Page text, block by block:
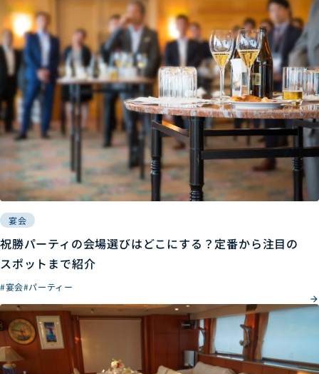
宴会
祝勝パーティの会場選びはどこにする？定番から注目の
スポットまで紹介
#宴会#パーティー